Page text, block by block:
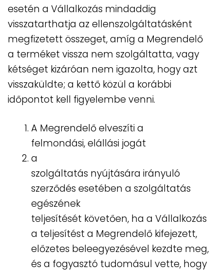
esetén a Vállalkozás mindaddig
visszatarthatja az ellenszolgáltatásként
megfizetett összeget, amíg a Megrendelő
a terméket vissza nem szolgáltatta, vagy
kétséget kizáróan nem igazolta, hogy azt
visszaküldte; a kettő közül a korábbi
időpontot kell figyelembe venni.
A Megrendelő elveszíti a
felmondási, elállási jogát
a
szolgáltatás nyújtására irányuló
szerződés esetében a szolgáltatás
egészének
teljesítését követően, ha a Vállalkozás
a teljesítést a Megrendelő kifejezett,
előzetes beleegyezésével kezdte meg,
és a fogyasztó tudomásul vette, hogy